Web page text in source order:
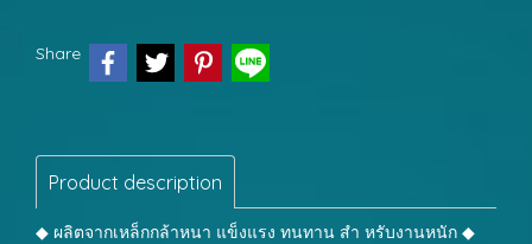
Share
Product description
◆ ผลิตจากเหล็กกล้าหนา แข็งแรง ทนทาน สำ หรับงานหนัก ◆